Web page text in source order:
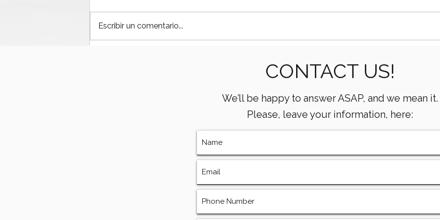
fluidos soportan alta
presión en bombas
Escribir un comentario...
CONTACT US!
We’ll be happy to answer ASAP, and we mean it.
Please, leave your information, here: